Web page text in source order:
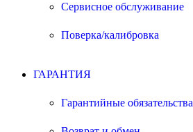
Сервисное обслуживание
Поверка/калибровка
ГАРАНТИЯ
Гарантийные обязательства